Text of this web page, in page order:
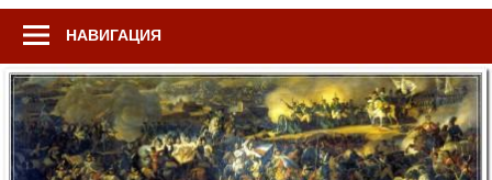
НАВИГАЦИЯ